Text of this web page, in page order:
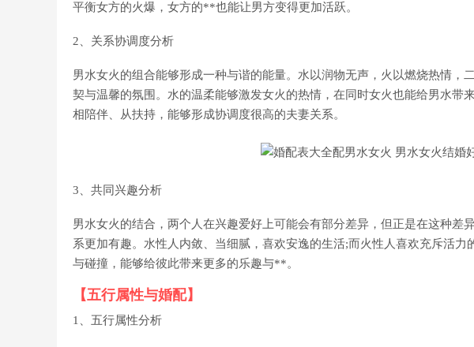
平衡女方的火爆，女方的**也能让男方变得更加活跃。
2、关系协调度分析
男水女火的组合能够形成一种与谐的能量。水以润物无声，火以燃烧热情，
契与温馨的氛围。水的温柔能够激发女火的热情，在同时女火也能给男水带
相陪伴、从扶持，能够形成协调度很高的夫妻关系。
3、共同兴趣分析
男水女火的结合，两个人在兴趣爱好上可能会有部分差异，但正是在这种差
系更加有趣。水性人内敛、当细腻，喜欢安逸的生活;而火性人喜欢充斥活
与碰撞，能够给彼此带来更多的乐趣与**。
【五行属性与婚配】
1、五行属性分析